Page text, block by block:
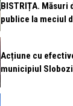
BISTRIȚA. Măsuri
publice la meciul
Acțiune cu
municipiul